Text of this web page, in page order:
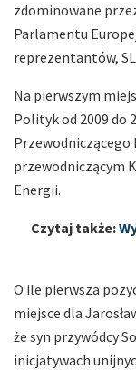
zdominowane
Parlamentu
reprezentantów,
Na pierwszym
Polityk od 2009 do
przewodniczącym
Energii.
Czytaj także:
O ile pierwsza
miejsce dla
że syn przywódcy
inicjatywach